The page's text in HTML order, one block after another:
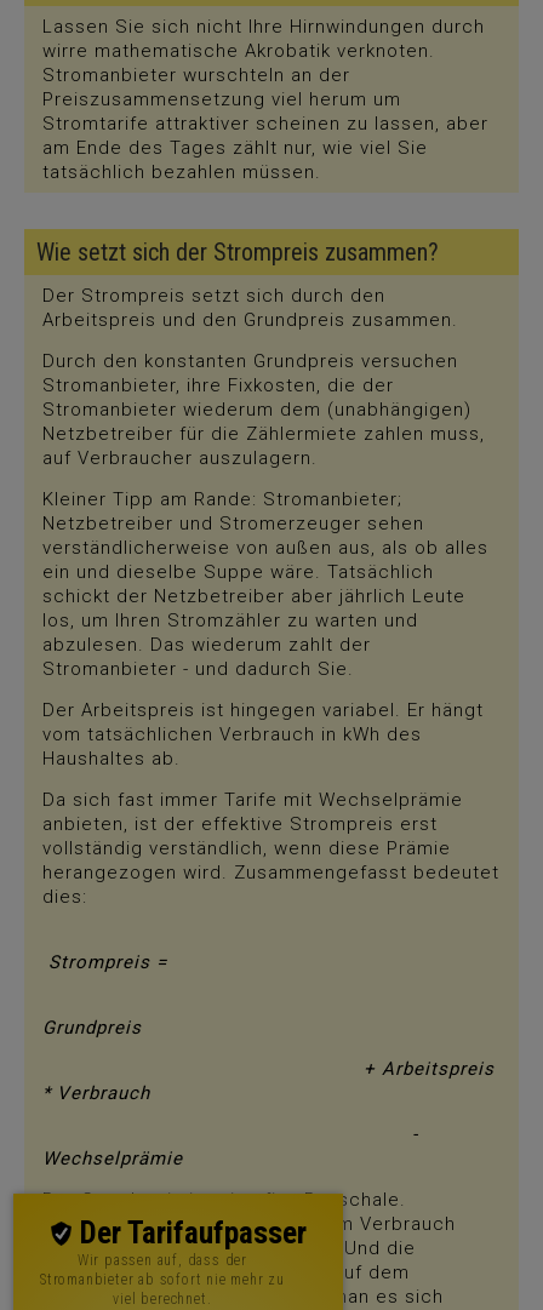
Lassen Sie sich nicht Ihre Hirnwindungen durch
wirre mathematische Akrobatik verknoten.
Stromanbieter wurschteln an der
Preiszusammensetzung viel herum um
Stromtarife attraktiver scheinen zu lassen, aber
am Ende des Tages zählt nur, wie viel Sie
tatsächlich bezahlen müssen.
Wie setzt sich der Strompreis zusammen?
Der Strompreis setzt sich durch den
Arbeitspreis und den Grundpreis zusammen.
Durch den konstanten Grundpreis versuchen
Stromanbieter, ihre Fixkosten, die der
Stromanbieter wiederum dem (unabhängigen)
Netzbetreiber für die Zählermiete zahlen muss,
auf Verbraucher auszulagern.
Kleiner Tipp am Rande: Stromanbieter;
Netzbetreiber und Stromerzeuger sehen
verständlicherweise von außen aus, als ob alles
ein und dieselbe Suppe wäre. Tatsächlich
schickt der Netzbetreiber aber jährlich Leute
los, um Ihren Stromzähler zu warten und
abzulesen. Das wiederum zahlt der
Stromanbieter - und dadurch Sie.
Der Arbeitspreis ist hingegen variabel. Er hängt
vom tatsächlichen Verbrauch in kWh des
Haushaltes ab.
Da sich fast immer Tarife mit Wechselprämie
anbieten, ist der effektive Strompreis erst
vollständig verständlich, wenn diese Prämie
herangezogen wird. Zusammengefasst bedeutet
dies:
Strompreis =
Grundpreis
+ Arbeitspreis
* Verbrauch
-
Wechselprämie
Der Grundpreis ist eine fixe Pauschale.
Arbeitspreis multipliziert mit dem Verbrauch
ergeben die Verbrauchskosten. Und die
Wechselprämie ist die Kirsche auf dem
Sahnehäubchen - so gut, dass man es sich
Der Tarifaufpasser
Wir passen auf, dass der
Stromanbieter ab sofort nie mehr zu
viel berechnet.